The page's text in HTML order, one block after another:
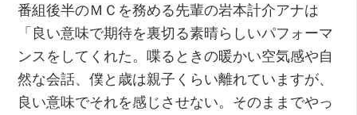
番組後半のＭＣを務める先輩の岩本計介アナは
「良い意味で期待を裏切る素晴らしいパフォーマ
ンスをしてくれた。喋るときの暖かい空気感や自
然な会話、僕と歳は親子くらい離れていますが、
良い意味でそれを感じさせない。そのままでやっ